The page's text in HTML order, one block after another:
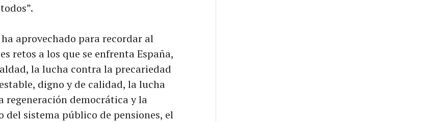
aprovechado para recordar al
retos a los que se enfrenta España,
la lucha contra la precariedad
digno y de calidad, la lucha
democrática y la
sistema público de pensiones, el